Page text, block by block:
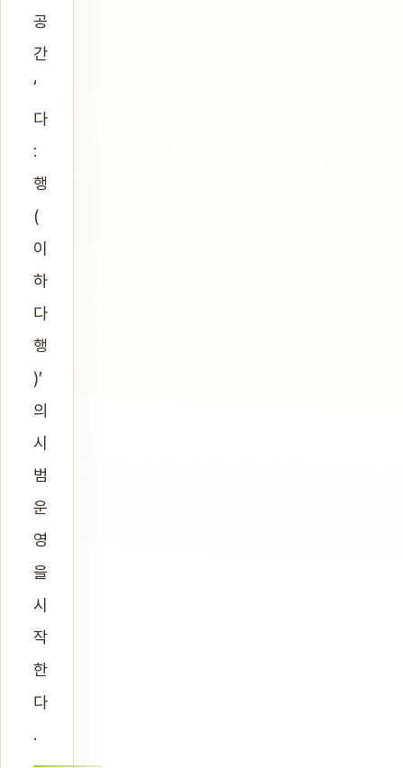
공
간
‘
다
:
행
(
이
하
다
행
)’
의
시
범
운
영
을
시
작
한
다
.